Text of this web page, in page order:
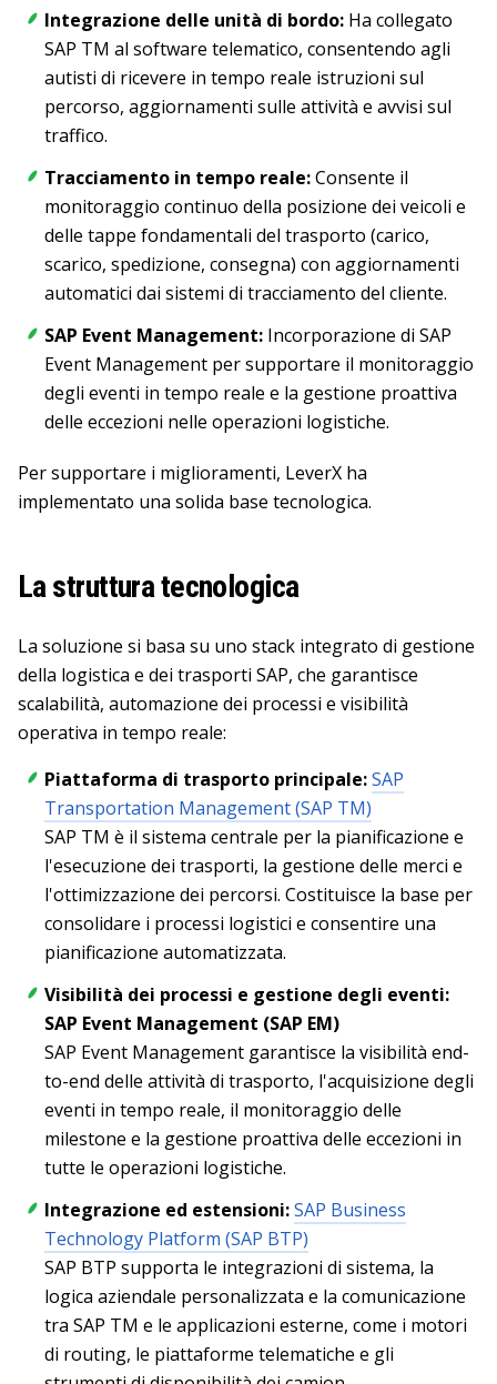
Integrazione delle unità di bordo: Ha collegato
SAP TM al software telematico, consentendo agli
autisti di ricevere in tempo reale istruzioni sul
percorso, aggiornamenti sulle attività e avvisi sul
traffico.
Tracciamento in tempo reale:Consente il
monitoraggio continuo della posizione dei veicoli e
delle tappe fondamentali del trasporto (carico,
scarico, spedizione, consegna) con aggiornamenti
automatici dai sistemi di tracciamento del cliente.
SAP Event Management: Incorporazione di SAP
Event Management per supportare il monitoraggio
degli eventi in tempo reale e la gestione proattiva
delle eccezioni nelle operazioni logistiche.
Per supportare i miglioramenti, LeverX ha
implementato una solida base tecnologica.
La struttura tecnologica
La soluzione si basa su uno stack integrato di gestione
della logistica e dei trasporti SAP, che garantisce
scalabilità, automazione dei processi e visibilità
operativa in tempo reale:
Piattaforma di trasporto principale:SAP
Transportation Management (SAP TM)
SAP TM è il sistema centrale per la pianificazione e
l'esecuzione dei trasporti, la gestione delle merci e
l'ottimizzazione dei percorsi. Costituisce la base per
consolidare i processi logistici e consentire una
pianificazione automatizzata.
Visibilità dei processi e gestione degli eventi:
SAP Event Management (SAP EM)
SAP Event Management garantisce la visibilità end-
to-end delle attività di trasporto, l'acquisizione degli
eventi in tempo reale, il monitoraggio delle
milestone e la gestione proattiva delle eccezioni in
tutte le operazioni logistiche.
Integrazione ed estensioni:SAP Business
Technology Platform (SAP BTP)
SAP BTP supporta le integrazioni di sistema, la
logica aziendale personalizzata e la comunicazione
tra SAP TM e le applicazioni esterne, come i motori
di routing, le piattaforme telematiche e gli